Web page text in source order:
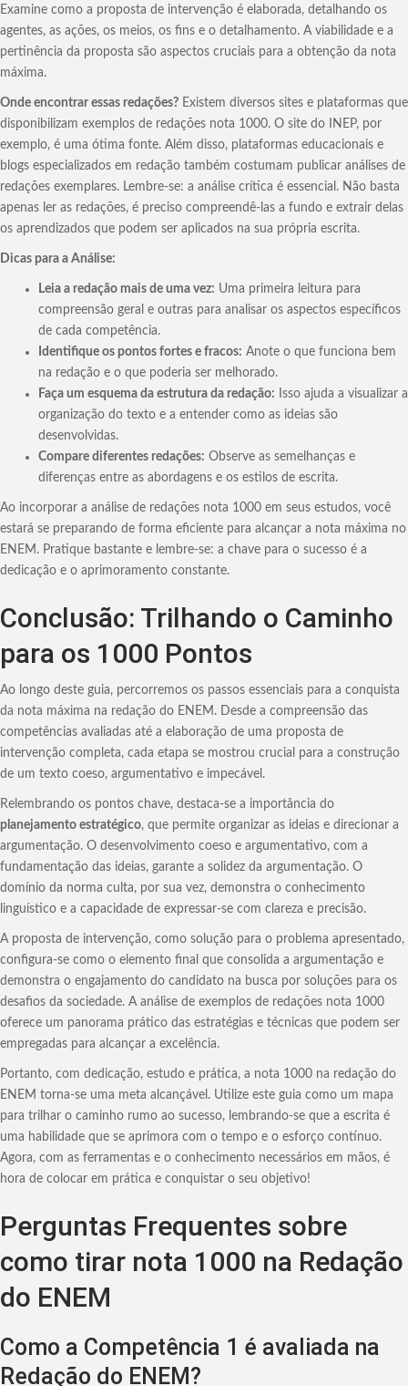
Examine como a proposta de intervenção é elaborada, detalhando os
agentes, as ações, os meios, os fins e o detalhamento. A viabilidade e a
pertinência da proposta são aspectos cruciais para a obtenção da nota
máxima.
Onde encontrar essas redações? Existem diversos sites e plataformas que
disponibilizam exemplos de redações nota 1000. O site do INEP, por
exemplo, é uma ótima fonte. Além disso, plataformas educacionais e
blogs especializados em redação também costumam publicar análises de
redações exemplares. Lembre-se: a análise crítica é essencial. Não basta
apenas ler as redações, é preciso compreendê-las a fundo e extrair delas
os aprendizados que podem ser aplicados na sua própria escrita.
Dicas para a Análise:
Leia a redação mais de uma vez: Uma primeira leitura para
compreensão geral e outras para analisar os aspectos específicos
de cada competência.
Identifique os pontos fortes e fracos: Anote o que funciona bem
na redação e o que poderia ser melhorado.
Faça um esquema da estrutura da redação: Isso ajuda a visualizar a
organização do texto e a entender como as ideias são
desenvolvidas.
Compare diferentes redações: Observe as semelhanças e
diferenças entre as abordagens e os estilos de escrita.
Ao incorporar a análise de redações nota 1000 em seus estudos, você
estará se preparando de forma eficiente para alcançar a nota máxima no
ENEM. Pratique bastante e lembre-se: a chave para o sucesso é a
dedicação e o aprimoramento constante.
Conclusão: Trilhando o Caminho
para os 1000 Pontos
Ao longo deste guia, percorremos os passos essenciais para a conquista
da nota máxima na redação do ENEM. Desde a compreensão das
competências avaliadas até a elaboração de uma proposta de
intervenção completa, cada etapa se mostrou crucial para a construção
de um texto coeso, argumentativo e impecável.
Relembrando os pontos chave, destaca-se a importância do
planejamento estratégico, que permite organizar as ideias e direcionar a
argumentação. O desenvolvimento coeso e argumentativo, com a
fundamentação das ideias, garante a solidez da argumentação. O
domínio da norma culta, por sua vez, demonstra o conhecimento
linguístico e a capacidade de expressar-se com clareza e precisão.
A proposta de intervenção, como solução para o problema apresentado,
configura-se como o elemento final que consolida a argumentação e
demonstra o engajamento do candidato na busca por soluções para os
desafios da sociedade. A análise de exemplos de redações nota 1000
oferece um panorama prático das estratégias e técnicas que podem ser
empregadas para alcançar a excelência.
Portanto, com dedicação, estudo e prática, a nota 1000 na redação do
ENEM torna-se uma meta alcançável. Utilize este guia como um mapa
para trilhar o caminho rumo ao sucesso, lembrando-se que a escrita é
uma habilidade que se aprimora com o tempo e o esforço contínuo.
Agora, com as ferramentas e o conhecimento necessários em mãos, é
hora de colocar em prática e conquistar o seu objetivo!
Perguntas Frequentes sobre
como tirar nota 1000 na Redação
do ENEM
Como a Competência 1 é avaliada na
Redação do ENEM?